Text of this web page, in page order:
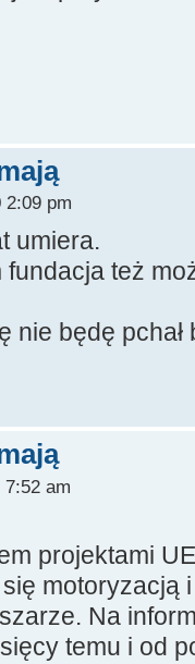
2:09 pm
umiera.
fundacja też
nie będę
am
projektami
motoryzacją
Na
temu i od